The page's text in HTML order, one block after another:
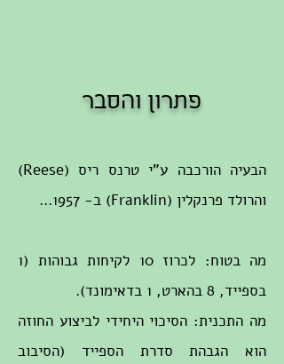
פתרון והסבר
הבעיה הורכבה ע"י טרנס ריס (Reese)
והרולד פרנקלין (Franklin) ב- 1957...
מה בטוח: לכרוז 10 לקיחות גבוהות (1
בספייד, 8 בהארט, 1 בדאימונד).
מה התכנית: הסיכוי היחידי לביצוע החוזה
הוא הגבהת סדרת הספייד (הסיבוב